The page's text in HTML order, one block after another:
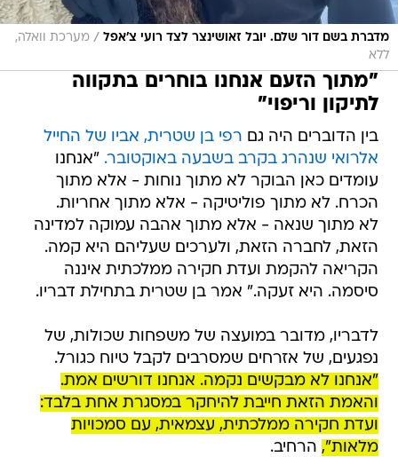
מדברת בשם דור שלם. יובל זאושינצר לצד רועי צ'אפל / מערכת וואלה,
ללא
"מתוך הזעם אנחנו בוחרים בתקווה
לתיקון וריפוי"
בין הדוברים היה גם רפי בן שטרית, אביו של החייל
אלרואי שנהרג בקרב בשבעה באוקטובר. "אנחנו
עומדים כאן הבוקר לא מתוך נוחות - אלא מתוך
הכרח. לא מתוך פוליטיקה - אלא מתוך אחריות.
לא מתוך שנאה - אלא מתוך אהבה עמוקה למדינה
הזאת, לחברה הזאת, ולערכים שעליהם היא קמה.
הקריאה להקמת ועדת חקירה ממלכתית איננה
סיסמה. היא זעקה." אמר בן שטרית בתחילת דבריו.
לדבריו, מדובר במועצה של משפחות שכולות, של
נפגעים, של אזרחים שמסרבים לקבל טיוח כגורל.
"אנחנו לא מבקשים נקמה. אנחנו דורשים אמת.
והאמת הזאת חייבת להיחקר במסגרת אחת בלבד:
ועדת חקירה ממלכתית, עצמאית, עם סמכויות
מלאות", הרחיב.